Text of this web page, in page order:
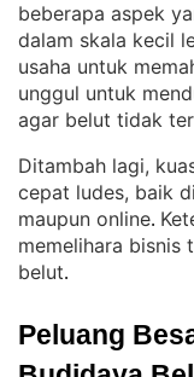
beberapa aspek
dalam skala kecil
usaha untuk
unggul untuk
agar belut tidak
Ditambah lagi,
cepat ludes, baik
maupun online.
memelihara bisnis
belut.
Peluang